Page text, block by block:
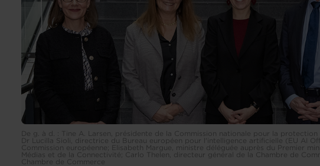
De g. à d. : Tine A. Larsen, présidente de la Commission nationale pour la protection
Dr Lucilla Sioli, directrice du Bureau européen pour l'intelligence artificielle (EU AI
Commission européenne; Elisabeth Margue, ministre déléguée auprès du Premier
Médias et de la Connectivité; Carlo Thelen, directeur général de la Chambre de
Chambre de Commerce